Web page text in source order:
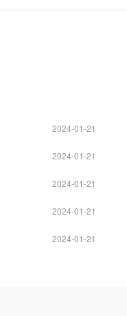
2024-01-21
2024-01-21
2024-01-21
2024-01-21
2024-01-21